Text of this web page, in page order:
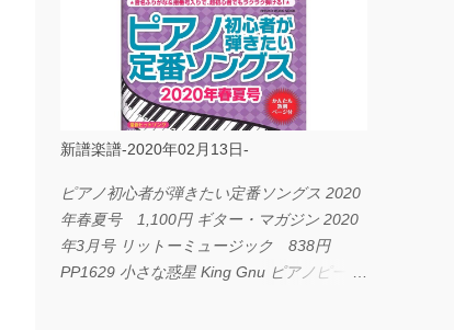
新譜楽譜-2020年02月13日-
ピアノ初心者が弾きたい定番ソングス 2020
年春夏号 1,100円 ギター・マガジン 2020
年3月号 リットーミュージック 838円
PP1629 小さな惑星 King Gnu ピアノピース